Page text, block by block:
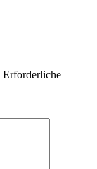
Erforderliche